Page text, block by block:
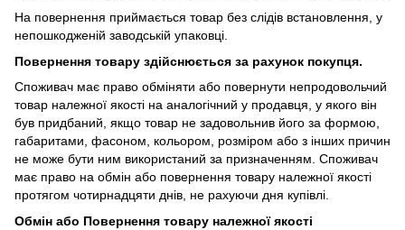
На повернення приймається товар без слідів встановлення, у
непошкодженій заводській упаковці.
Повернення товару здійснюється за рахунок покупця.
Споживач має право обміняти або повернути непродовольчий
товар належної якості на аналогічний у продавця, у якого він
був придбаний, якщо товар не задовольнив його за формою,
габаритами, фасоном, кольором, розміром або з інших причин
не може бути ним використаний за призначенням. Споживач
має право на обмін або повернення товару належної якості
протягом чотирнадцяти днів, не рахуючи дня купівлі.
Обмін або Повернення товару належної якості